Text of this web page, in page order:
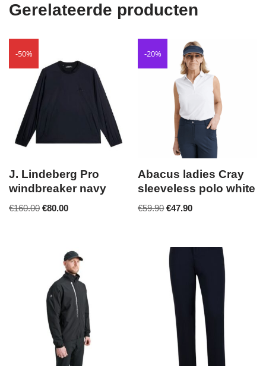
Gerelateerde producten
-50%
J. Lindeberg Pro
windbreaker navy
€160.00 €80.00
-20%
Abacus ladies Cray
sleeveless polo white
€59.90 €47.90